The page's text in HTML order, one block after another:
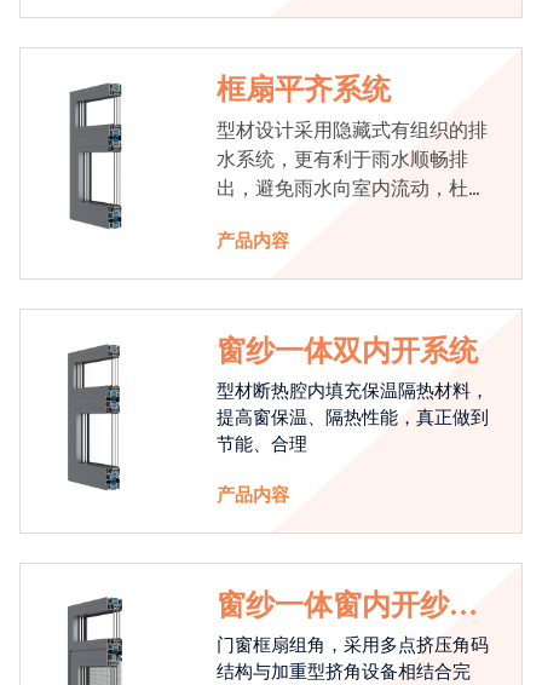
框扇平齐系统
型材设计采用隐藏式有组织的排
水系统，更有利于雨水顺畅排
出，避免雨水向室内流动，杜绝
产品内容
窗纱一体双内开系统
型材断热腔内填充保温隔热材料，
提高窗保温、隔热性能，真正做到
节能、合理
产品内容
窗纱一体窗内开纱外
开系统
门窗框扇组角，采用多点挤压角码
结构与加重型挤角设备相结合完